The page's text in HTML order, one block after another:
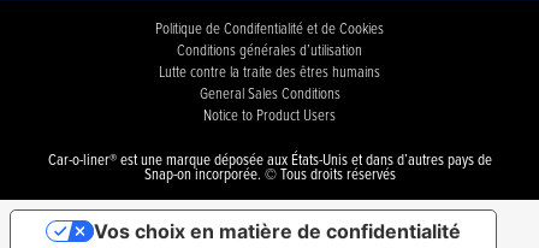
Politique de Condifentialité et de Cookies
Conditions générales d’utilisation
Lutte contre la traite des êtres humains
General Sales Conditions
Notice to Product Users
Car-o-liner® est une marque déposée aux États-Unis et dans d’autres pays de
Snap-on incorporée. © Tous droits réservés
Vos choix en matière de confidentialité